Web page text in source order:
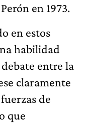
en 1973.
en estos
habilidad
entre la
claramente
de
que